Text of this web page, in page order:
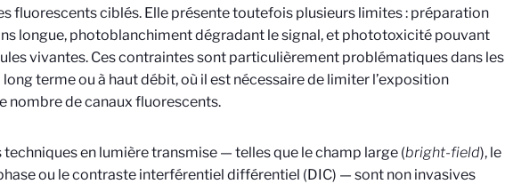
fluorescents ciblés. Elle présente toutefois plusieurs limites : préparation
longue, photoblanchiment dégradant le signal, et phototoxicité pouvant
vivantes. Ces contraintes sont particulièrement problématiques dans les
terme ou à haut débit, où il est nécessaire de limiter l’exposition
nombre de canaux fluorescents.
techniques en lumière transmise — telles que le champ large (bright-field), le
ou le contraste interférentiel différentiel (DIC) — sont non invasives